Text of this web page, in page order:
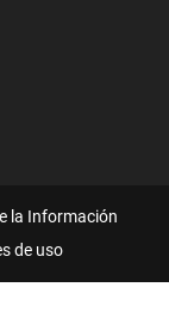
la Información
de uso